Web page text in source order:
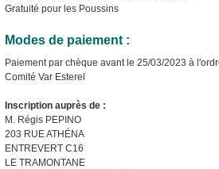
Gratuité pour les Poussins
Modes de paiement :
Paiement par chèque avant le 25/03/2023 à
Comité Var Esterel
Inscription auprès de :
M. Régis PEPINO
203 RUE ATHÉNA
ENTREVERT C16
LE TRAMONTANE